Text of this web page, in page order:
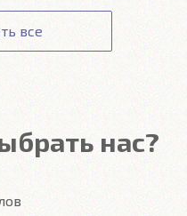
1 год.
все
нас?